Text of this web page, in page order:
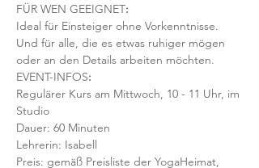
FÜR WEN GEEIGNET:
Ideal für Einsteiger ohne Vorkenntnisse.
Und für alle, die es etwas ruhiger mögen
oder an den Details arbeiten möchten.
EVENT-INFOS:
Regulärer Kurs am Mittwoch, 10 - 11 Uhr, im
Studio
Dauer: 60 Minuten
Lehrerin: Isabell
Preis: gemäß Preisliste der YogaHeimat,